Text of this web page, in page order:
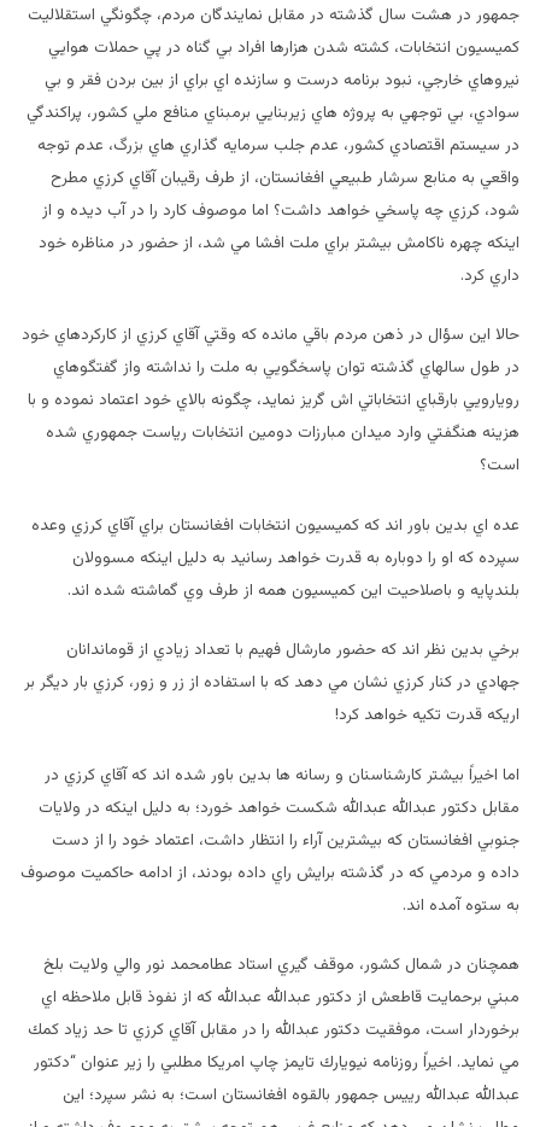
جمهور در هشت سال گذشته در مقابل نمايندگان مردم، چگونگي استقلاليت
كميسيون انتخابات، كشته شدن هزارها افراد بي گناه در پي حملات هوايي
نيروهاي خارجي، نبود برنامه درست و سازنده اي براي از بين بردن فقر و بي
سوادي، بي توجهي به پروژه هاي زيربنايي برمبناي منافع ملي كشور، پراكندگي
در سيستم اقتصادي كشور،‌ عدم جلب سرمايه گذاري هاي بزرگ،‌ عدم توجه
واقعي به منابع سرشار طبيعي افغانستان، از طرف رقيبان آقاي كرزي مطرح
شود، كرزي چه پاسخي خواهد داشت؟ اما موصوف كارد را در آب ديده و از
اينكه چهره ناكامش بيشتر براي ملت افشا مي شد، از حضور در مناظره خود
داري كرد.
حالا اين سؤال در ذهن مردم باقي مانده كه وقتي آقاي كرزي از كاركردهاي خود
در طول سالهاي گذشته توان پاسخگويي به ملت را نداشته واز گفتگوهاي
رويارويي بارقباي انتخاباتي اش گريز نمايد، چگونه بالاي خود اعتماد نموده و با
هزينه هنگفتي وارد ميدان مبارزات دومين انتخابات رياست جمهوري شده
است؟
عده اي بدين باور اند كه كميسيون انتخابات افغانستان براي آقاي كرزي وعده
سپرده كه او را دوباره به قدرت خواهد رسانيد به دليل اينكه مسوولان
بلندپايه و باصلاحيت اين كميسيون همه از طرف وي گماشته شده اند.
برخي بدين نظر اند كه حضور مارشال فهيم با تعداد زيادي از قوماندانان
جهادي در كنار كرزي نشان مي دهد كه با استفاده از زر و زور،‌ كرزي بار ديگر بر
اريكه قدرت تكيه خواهد كرد!
اما اخيراً بيشتر كارشناسنان و رسانه ها بدين باور شده اند كه آقاي كرزي در
مقابل دكتور عبدالله عبدالله شكست خواهد خورد؛‌ به دليل اينكه در ولايات
جنوبي افغانستان كه بيشترين آراء‌ را انتظار داشت،‌ اعتماد خود را از دست
داده و مردمي كه در گذشته برايش راي داده بودند، از ادامه حاكميت موصوف
به ستوه آمده اند.
همچنان در شمال كشور، موقف گيري استاد عطامحمد نور والي ولايت بلخ
مبني برحمايت قاطعش از دكتور عبدالله عبدالله كه از نفوذ قابل ملاحظه اي
برخوردار است، موفقيت دكتور عبدالله را در مقابل آقاي كرزي تا حد زياد كمك
مي نمايد. اخيراً روزنامه نيويارك تايمز چاپ امريكا مطلبي را زير عنوان “دكتور
عبدالله عبدالله رييس جمهور بالقوه افغانستان است؛ به نشر سپرد؛ اين